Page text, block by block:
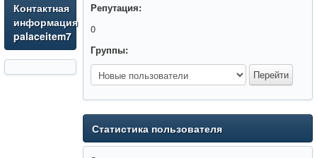
Контактная
информация
palaceitem7
Репутация:
0
Группы:
Статистика пользователя